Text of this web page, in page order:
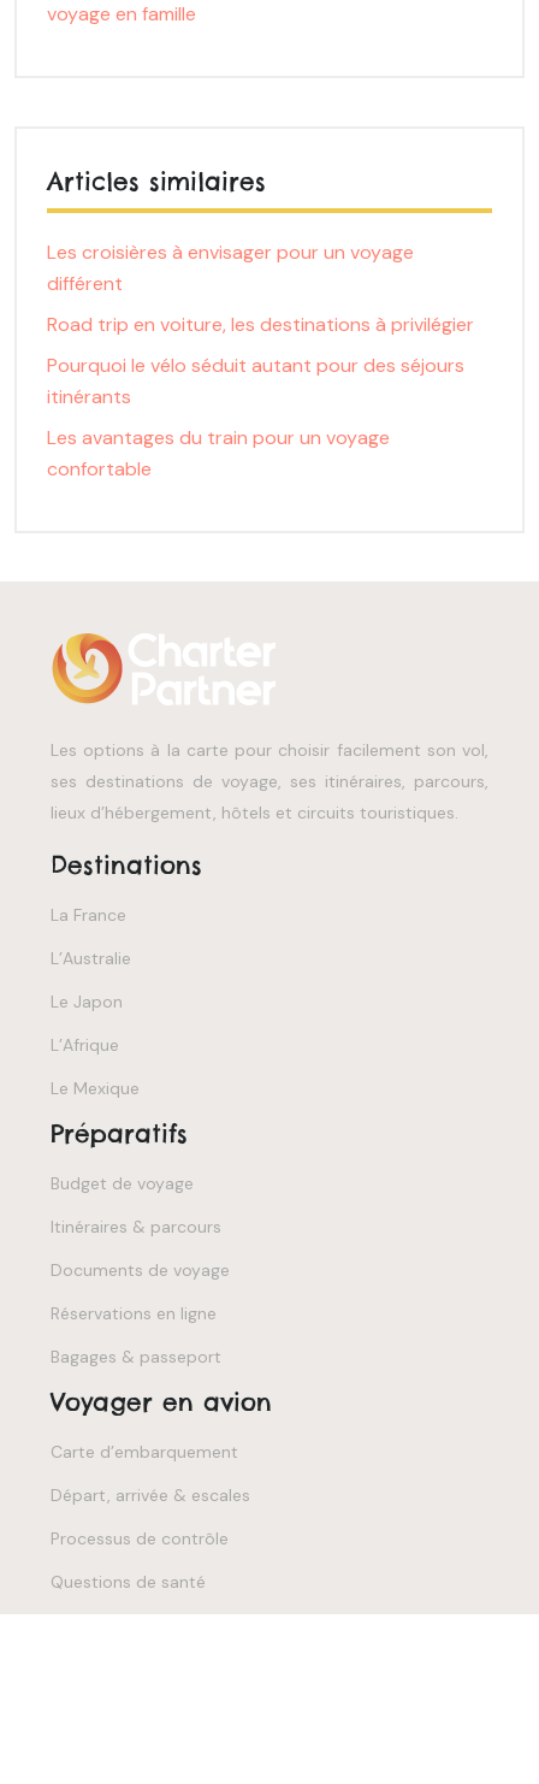
voyage en famille
Articles similaires
Les croisières à envisager pour un voyage
différent
Road trip en voiture, les destinations à privilégier
Pourquoi le vélo séduit autant pour des séjours
itinérants
Les avantages du train pour un voyage
confortable
Les options à la carte pour choisir facilement son vol,
ses destinations de voyage, ses itinéraires, parcours,
lieux d’hébergement, hôtels et circuits touristiques.
Destinations
La France
L’Australie
Le Japon
L’Afrique
Le Mexique
Préparatifs
Budget de voyage
Itinéraires & parcours
Documents de voyage
Réservations en ligne
Bagages & passeport
Voyager en avion
Carte d’embarquement
Départ, arrivée & escales
Processus de contrôle
Questions de santé